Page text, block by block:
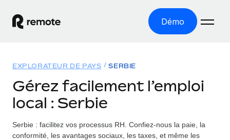
Démo
EMPLOI À L’INTERNATIONAL
Paie multipays
Gérez la paie facilement et en toute conformité
Solutions
COUVERTURE MONDIALE
Ressources
EXPLORATEUR DE PAYS SERBIE
Gérez facilement l’emploi
local : Serbie
Serbie : facilitez vos processus RH. Confiez-nous la paie, la
conformité, les avantages sociaux, les taxes, et même les